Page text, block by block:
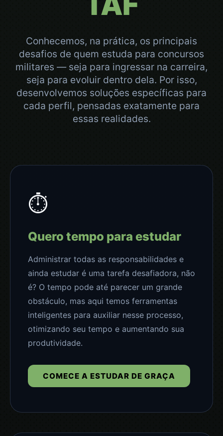
Conhecemos, na prática, os principais
desafios de quem estuda para concursos
militares — seja para ingressar na carreira,
seja para evoluir dentro dela. Por isso,
desenvolvemos soluções específicas para
cada perfil, pensadas exatamente para
essas realidades.
⏱️
Quero tempo para estudar
Administrar todas as responsabilidades e
ainda estudar é uma tarefa desafiadora, não
é? O tempo pode até parecer um grande
obstáculo, mas aqui temos ferramentas
inteligentes para auxiliar nesse processo,
otimizando seu tempo e aumentando sua
produtividade.
COMECE A ESTUDAR DE GRAÇA